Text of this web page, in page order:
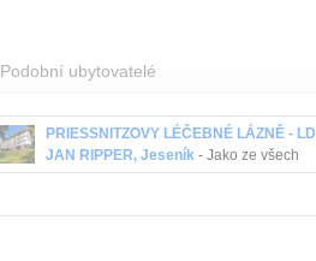
Podobní ubytovatelé
PRIESSNITZOVY LÉČEBNÉ LÁZNĚ - LD
JAN RIPPER, Jeseník - Jako ze všech
ostatních lázeňských domů také z hotelu
výhled na hřebeny Hrubého Jeseníku s